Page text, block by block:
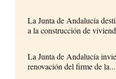
La Junta de Andalucía
a la construcción de
La Junta de Andalucía
renovación del firme de la...